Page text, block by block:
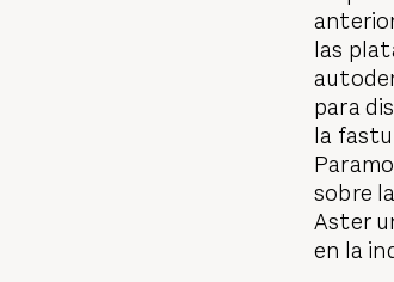
las
para
la
sobre
Aster
en la